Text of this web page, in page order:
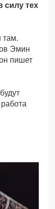
силу тех
там.
Эмин
пишет